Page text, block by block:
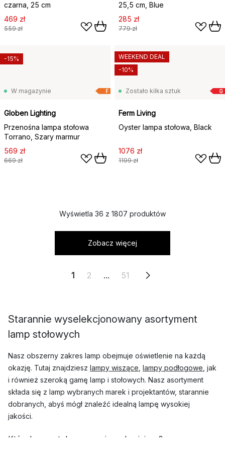
czarna, 25 cm
469 zł
559 zł
25,5 cm, Blue
285 zł
779 zł
F
W magazynie
Globen Lighting
Przenośna lampa stołowa
Torrano, Szary marmur
569 zł
669 zł
-15%
G
Zostało kilka sztuk
Ferm Living
Oyster lampa stołowa, Black
1076 zł
1199 zł
WEEKEND DEAL
-10%
Wyświetla 36 z 1807 produktów
Zobacz więcej
1 2 ... 51
Starannie wyselekcjonowany asortyment
lamp stołowych
Nasz obszerny zakres lamp obejmuje oświetlenie na każdą
okazję. Tutaj znajdziesz lampy wiszące lampy podłogowe , jak
i również szeroką gamę lamp i stołowych. Nasz asortyment
składa się z lamp wybranych marek i projektantów, starannie
dobranych, abyś mógł znaleźć idealną lampę wysokiej
jakości.
Które lampy stołowe są najpopularniejsze?